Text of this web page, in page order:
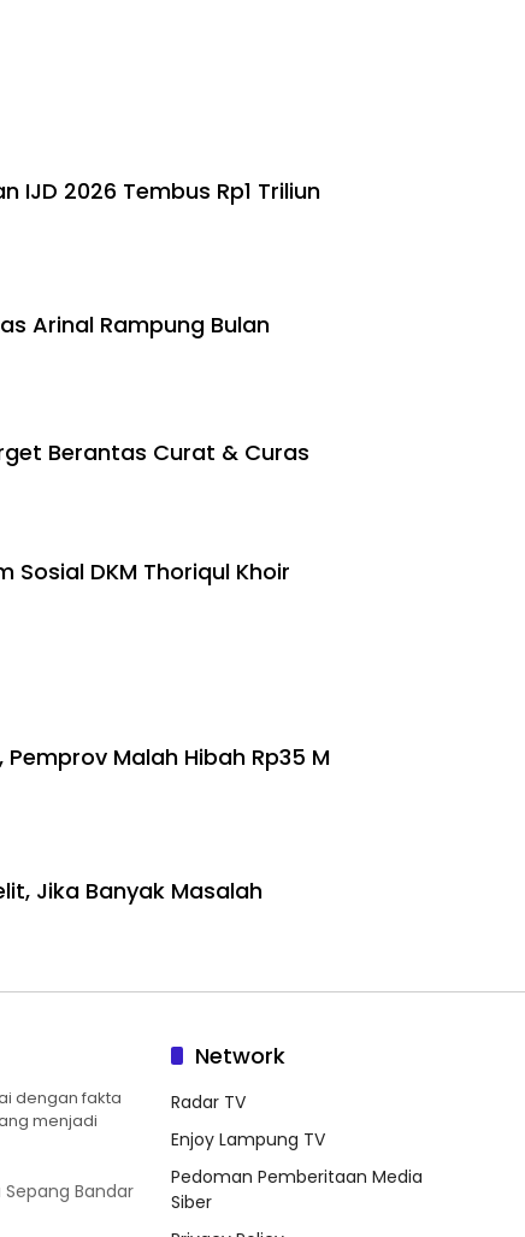
IJD 2026 Tembus Rp1 Triliun
Arinal Rampung Bulan
Berantas Curat & Curas
Sosial DKM Thoriqul Khoir
Malah Hibah Rp35 M
Jika Banyak Masalah
dengan fakta
menjadi
Sepang Bandar
Network
Radar TV
Enjoy Lampung TV
Pedoman Pemberitaan Media
Siber